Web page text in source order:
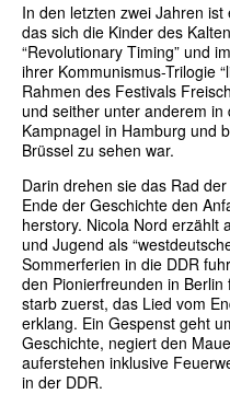
In den letzten zwei Jahren
das sich die Kinder des
“Revolutionary Timing” und
ihrer Kommunismus-Trilogie
Rahmen des Festivals
und seither unter anderem
Kampnagel in Hamburg und
Brüssel zu sehen war.
Darin drehen sie das Rad
Ende der Geschichte den
herstory. Nicola Nord erzählt
und Jugend als
Sommerferien in die DDR
den Pionierfreunden in
starb zuerst, das Lied vom
erklang. Ein Gespenst geht
Geschichte, negiert den
auferstehen inklusive
in der DDR.